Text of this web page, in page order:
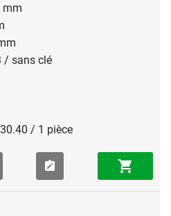
/ sans clé
/ 1 pièce